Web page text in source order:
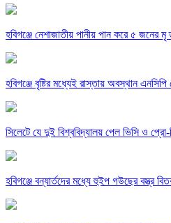
হবিগঞ্জে নেশাজাতীয় পানীয় পান করে ৫
হবিগঞ্জে বৃষ্টির মধ্যেই রাস্তায় অবস্থান এনসিপি
সিলেটে যে দুই বিশ্ববিদ্যালয় পেল ভিসি ও প্রো-
হবিগঞ্জে বন্যার্তদের মধ্যে হুইপ গউছের বস্ত্র